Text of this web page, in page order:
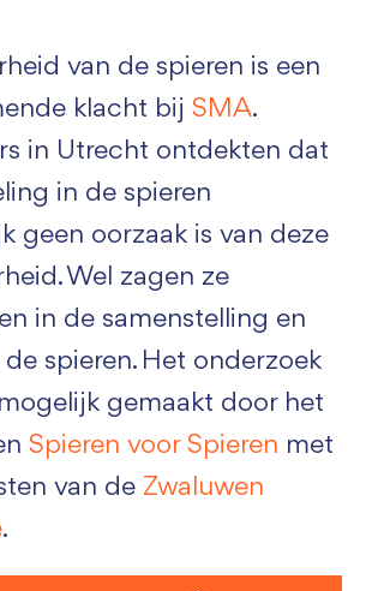
van de spieren is een
klacht bij SMA.
in Utrecht ontdekten dat
in de spieren
geen oorzaak is van deze
Wel zagen ze
in de samenstelling en
spieren. Het onderzoek
gemaakt door het
Spieren voor Spieren met
van de Zwaluwen
.